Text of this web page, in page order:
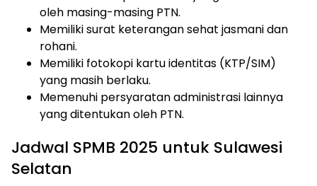
oleh masing-masing PTN.
Memiliki surat keterangan sehat jasmani dan
rohani.
Memiliki fotokopi kartu identitas (KTP/SIM)
yang masih berlaku.
Memenuhi persyaratan administrasi lainnya
yang ditentukan oleh PTN.
Jadwal SPMB 2025 untuk Sulawesi
Selatan